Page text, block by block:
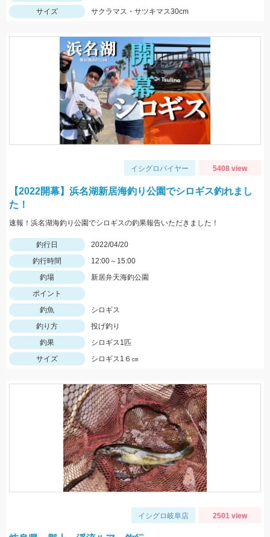
サイズ
サクラマス・サツキマス30cm
イシグロバイヤー 5408 view
【2022開幕】浜名湖新居海釣り公園でシロギス釣れまし
た！
速報！浜名湖海釣り公園でシロギスの釣果報告いただきました！
釣行日
2022/04/20
釣行時間
12:00～15:00
釣場
新居弁天海釣公園
ポイント
釣魚
シロギス
釣り方
投げ釣り
釣果
シロギス1匹
サイズ
シロギス1６㎝
イシグロ岐阜店 2501 view